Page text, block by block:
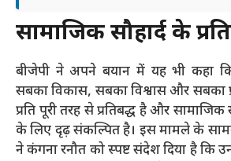
सामाजिक सौहार्द के
बीजेपी ने अपने बयान में यह भी कहा कि
सबका विकास, सबका विश्वास और सबका
प्रति पूरी तरह से प्रतिबद्ध है और सामाजिक
के लिए दृढ़ संकल्पित है। इस मामले के
ने कंगना रनौत को स्पष्ट संदेश दिया है कि